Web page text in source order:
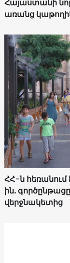
Հայաստանի
առանց
ՀՀ-ն
ին. գործընթացը
վերջնակետից